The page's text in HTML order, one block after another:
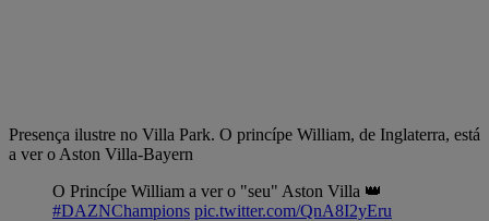
Presença ilustre no Villa Park. O princípe William, de Inglaterra, está
a ver o Aston Villa-Bayern
O Princípe William a ver o "seu" Aston Villa 👑
#DAZNChampions pic.twitter.com/QnA8I2yEru